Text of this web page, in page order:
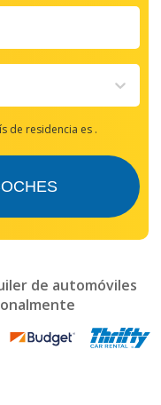
de residencia es .
de automóviles